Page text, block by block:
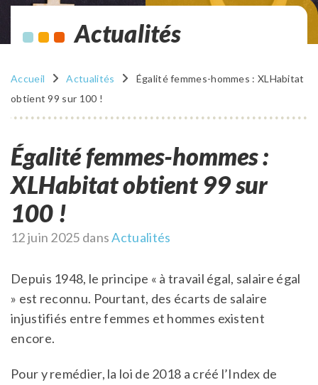
Actualités
Accueil Actualités
Égalité femmes-hommes : XLHabitat
obtient 99 sur 100 !
Égalité femmes-hommes :
XLHabitat obtient 99 sur
100 !
Publié
12 juin 2025 dansActualités
Depuis 1948, le principe « à travail égal, salaire égal
» est reconnu. Pourtant, des écarts de salaire
injustifiés entre femmes et hommes existent
encore.
Pour y remédier, la loi de 2018 a créé l’Index de